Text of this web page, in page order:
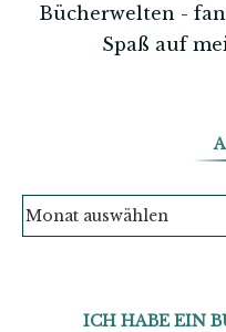
Bücherwelten -
Spaß auf
ICH HABE EIN